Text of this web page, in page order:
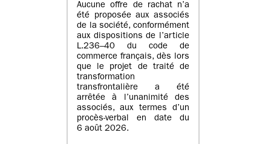
Aucune offre de rachat n’a
été proposée aux associés
de la société, conformément
aux dispositions de l’article
L.236–40 du code de
commerce français, dès lors
que le projet de traité de
transformation
transfrontalière a été
arrêtée à l’unanimité des
associés, aux termes d’un
procès-verbal en date du
6 août 2026.